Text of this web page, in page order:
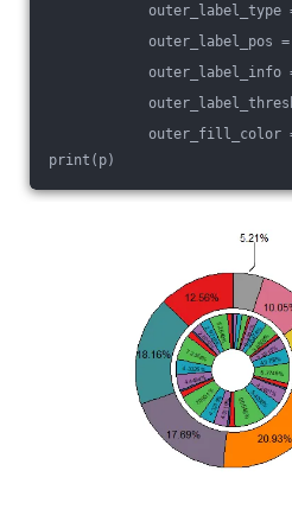
outer_label_type
outer_label_pos =
outer_label_info
outer_fill_color
print(p)